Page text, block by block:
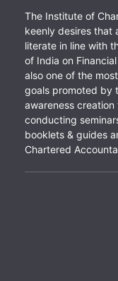
The Institute of
keenly desires that
literate in line with
of India on
also one of the
goals promoted by
awareness
conducting
booklets & guides
Chartered